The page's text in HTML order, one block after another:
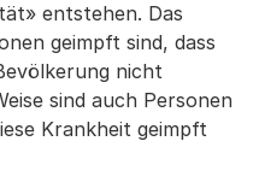
entstehen. Das
geimpft sind, dass
nicht
sind auch Personen
Krankheit geimpft